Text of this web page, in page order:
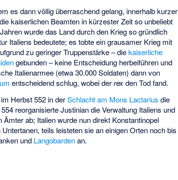
es dann völlig überraschend gelang, innerhalb kurzer
kaiserlichen Beamten in kürzester Zeit so unbeliebt
wurde das Land durch den Krieg so gründlich
Italiens bedeutete; es tobte ein grausamer Krieg mit
zu geringer Truppenstärke – diekaiserliche
gebunden – keine Entscheidung herbeiführen und
Italienarmee (etwa 30.000 Soldaten) dann von
entscheidend schlug, wobei derrexden Tod fand.
Herbst 552 in derSchlacht am Mons Lactarius die
reorganisierte Justinian die Verwaltung Italiens und
ab; Italien wurde nun direkt Konstantinopel
teils leisteten sie an einigen Orten noch bis
und Langobardenan.